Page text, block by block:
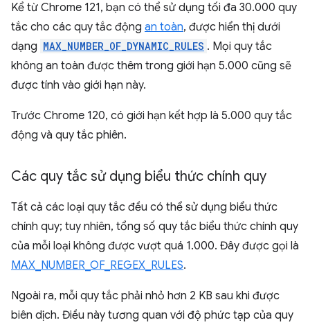
Kể từ Chrome 121, bạn có thể sử dụng tối đa 30.000 quy
tắc cho các quy tắc động an toàn, được hiển thị dưới
dạng MAX_NUMBER_OF_DYNAMIC_RULES . Mọi quy tắc
không an toàn được thêm trong giới hạn 5.000 cũng sẽ
được tính vào giới hạn này.
Trước Chrome 120, có giới hạn kết hợp là 5.000 quy tắc
động và quy tắc phiên.
Các quy tắc sử dụng biểu thức chính quy
Tất cả các loại quy tắc đều có thể sử dụng biểu thức
chính quy; tuy nhiên, tổng số quy tắc biểu thức chính quy
của mỗi loại không được vượt quá 1.000. Đây được gọi là
MAX_NUMBER_OF_REGEX_RULES.
Ngoài ra, mỗi quy tắc phải nhỏ hơn 2 KB sau khi được
biên dịch. Điều này tương quan với độ phức tạp của quy